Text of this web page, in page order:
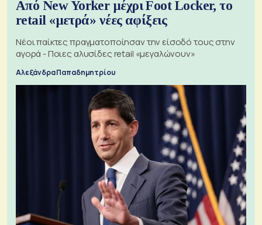
Από New Yorker μέχρι Foot Locker, το
retail «μετρά» νέες αφίξεις
Νέοι παίκτες πραγματοποίησαν την είσοδό τους στην
αγορά - Ποιες αλυσίδες retail «μεγαλώνουν»
Αλεξάνδρα Παπαδημητρίου